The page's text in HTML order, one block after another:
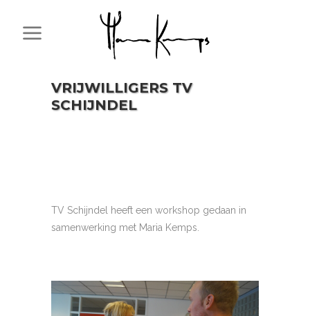
VRIJWILLIGERS TV
SCHIJNDEL
TV Schijndel heeft een workshop gedaan in
samenwerking met Maria Kemps.